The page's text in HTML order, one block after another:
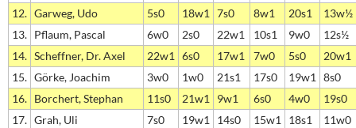
12. Garweg, Udo 5s0 18w1 7s0 8w1 20s1
13w½
13. Pflaum, Pascal 6w0 2s0 22w1 10s1 9w0
12s½
14. Scheffner, Dr. Axel 22w1 6s0 17w1 7w0 5s0
20w1
15. Görke, Joachim 3w0 1w0 21s1 17s0 19w1
8s0
16. Borchert, Stephan 11s0 21w1 9w1 6s0 4w0
19s0
17. Grah, Uli 7s0 19w1 14s0 15w1 18s1
11w0